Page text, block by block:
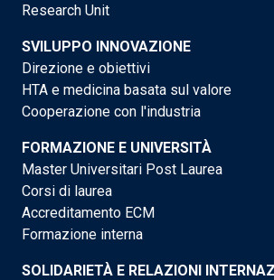
Research Unit
SVILUPPO INNOVAZIONE
Direzione e obiettivi
HTA e medicina basata sul valore
Cooperazione con l'industria
FORMAZIONE E UNIVERSITÀ
Master Universitari Post Laurea
Corsi di laurea
Accreditamento ECM
Formazione interna
SOLIDARIETÀ E RELAZIONI